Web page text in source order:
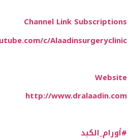
Channel Link Subscriptions
c/Alaadinsurgeryclinic
Website
http://www.dralaadin.com
#أورام_الكبد